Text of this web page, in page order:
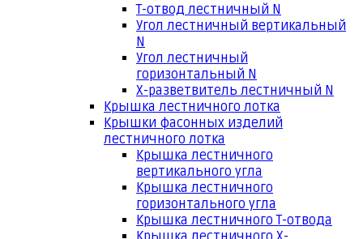
Т-отвод лестничный N
Угол лестничный вертикальный
N
Угол лестничный
горизонтальный N
Х-разветвитель лестничный N
Крышка лестничного лотка
Крышки фасонных изделий
лестничного лотка
Крышка лестничного
вертикального угла
Крышка лестничного
горизонтального угла
Крышка лестничного Т-отвода